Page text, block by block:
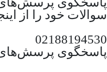
سوالات خود را از
02188194530
پاسخگوی